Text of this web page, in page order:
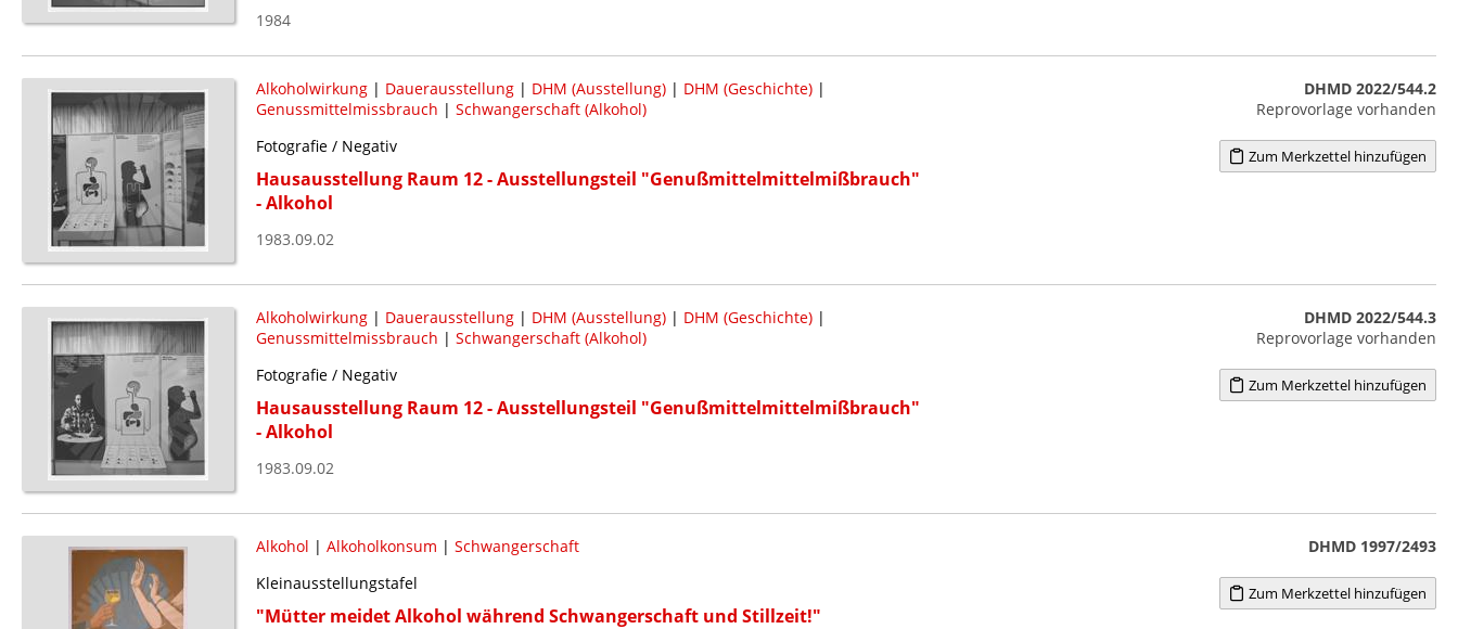
1984
Alkoholwirkung| Dauerausstellung| DHM (Ausstellung)| DHM (Geschichte)|
Genussmittelmissbrauch | Schwangerschaft (Alkohol)
Fotografie / Negativ
Hausausstellung Raum 12 - Ausstellungsteil "Genußmittelmittelmißbrauch"
- Alkohol
1983.09.02
DHMD 2022/544.2
Reprovorlage vorhanden
Zum Merkzettel hinzufügen
Alkoholwirkung| Dauerausstellung| DHM (Ausstellung)| DHM (Geschichte)|
Genussmittelmissbrauch | Schwangerschaft (Alkohol)
Fotografie / Negativ
Hausausstellung Raum 12 - Ausstellungsteil "Genußmittelmittelmißbrauch"
- Alkohol
1983.09.02
DHMD 2022/544.3
Reprovorlage vorhanden
Zum Merkzettel hinzufügen
Alkohol | Alkoholkonsum | Schwangerschaft
Kleinausstellungstafel
"Mütter meidet Alkohol während Schwangerschaft und Stillzeit!"
DHMD 1997/2493
Zum Merkzettel hinzufügen